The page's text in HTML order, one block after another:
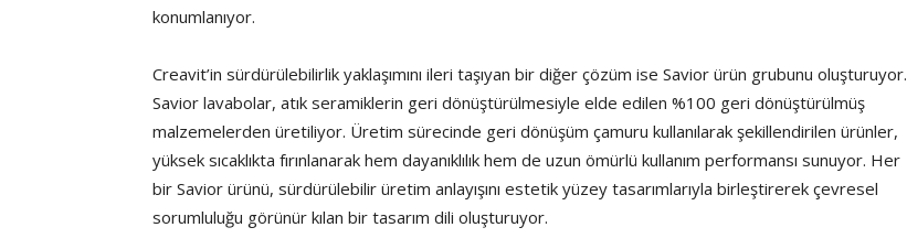
konumlanıyor.
Creavit’in sürdürülebilirlik yaklaşımını ileri taşıyan bir diğer çözüm ise Savior ürün grubunu oluşturuyor.
Savior lavabolar, atık seramiklerin geri dönüştürülmesiyle elde edilen %100 geri dönüştürülmüş
malzemelerden üretiliyor. Üretim sürecinde geri dönüşüm çamuru kullanılarak şekillendirilen ürünler,
yüksek sıcaklıkta fırınlanarak hem dayanıklılık hem de uzun ömürlü kullanım performansı sunuyor. Her
bir Savior ürünü, sürdürülebilir üretim anlayışını estetik yüzey tasarımlarıyla birleştirerek çevresel
sorumluluğu görünür kılan bir tasarım dili oluşturuyor.